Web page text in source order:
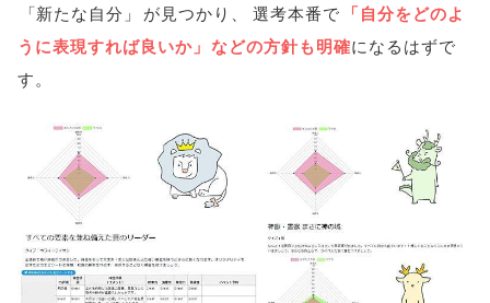
「新たな自分 」 が見つかり 、 選考本番で 「自分をどのよ
うに表現すれば良いか」 などの方針も明確になるはずで
す。